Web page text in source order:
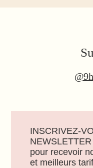
@9h
INSCRIVEZ-
NEWSLETTER
pour recevoir
et meilleurs